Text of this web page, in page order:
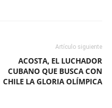
Artículo siguiente
ACOSTA, EL LUCHADOR
CUBANO QUE BUSCA CON
CHILE LA GLORIA OLÍMPICA